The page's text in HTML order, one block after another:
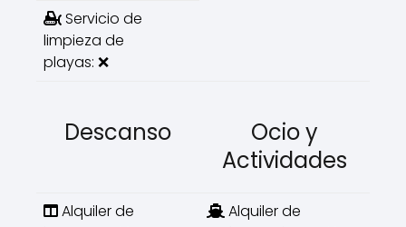
Servicio de
limpieza de
playas: ❌
Descanso
Ocio y
Actividades
Alquiler de
Alquiler de